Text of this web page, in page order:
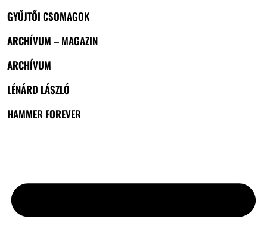
GYŰJTŐI CSOMAGOK
ARCHÍVUM – MAGAZIN
ARCHÍVUM
LÉNÁRD LÁSZLÓ
HAMMER FOREVER